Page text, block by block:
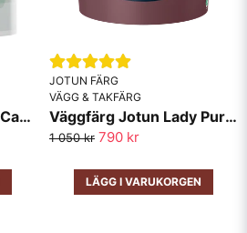
Väggfärg Capafree 7 Caparol
JOTUN FÄRG
VÄGG & TAKFÄRG
Väggfärg Jotun Lady Pure Color Supermatt
1 050 kr 790 kr
LÄGG I VARUKORGEN